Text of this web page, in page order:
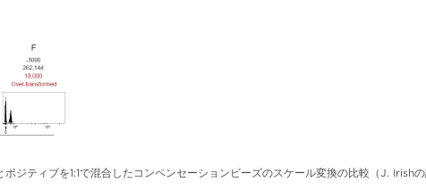
ジティブを1:1で混合したコンペンセーションビーズのスケール変換の比較（J. Irish